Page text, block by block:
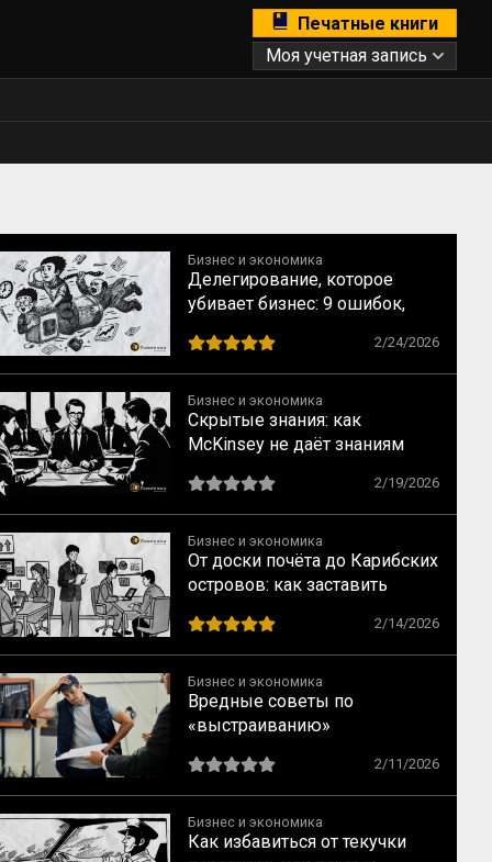
Печатные книги
Моя учетная запись
Бизнес и экономика
Делегирование, которое
убивает бизнес: 9 ошибок,
сейчас
2/24/2026
Бизнес и экономика
Скрытые знания: как
McKinsey не даёт знаниям
2/19/2026
Бизнес и экономика
От доски почёта до Карибских
островов: как заставить
знаниями
2/14/2026
Бизнес и экономика
Вредные советы по
«выстраиванию»
века
2/11/2026
Бизнес и экономика
Как избавиться от текучки